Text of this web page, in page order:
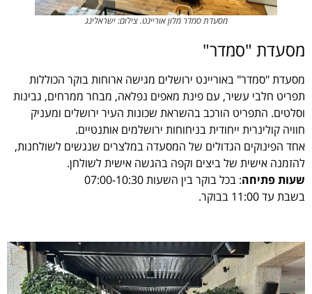
מסעדת סמדר מלון אוריינט. צילום: ישראלינג
מסעדת "סמדר"
מסעדת "סמדר" באוריינט ירושלים מגישה ארוחות בוקר הכוללות
תפריט חלבי עשיר, עם פינת מאפים נפלאה, מבחר ממרחים, גבינות
וסלטים. התפריט הורכב בהשראת שכונות העיר ירושלים ומעניק
חוויה קולינרית ייחודית בניחוחות ירושלמים אותנטיים.
אחד הפינוקים הגדולים של המסעדה במלצרים שנגשים לשולחנות,
להזמנה אישית של ביצים וקפה בהגשה אישית לשולחן.
שעות פתיחה: בכל בוקר בין השעות 07:00-10:30
בשבת עד 11:00 בבוקר.